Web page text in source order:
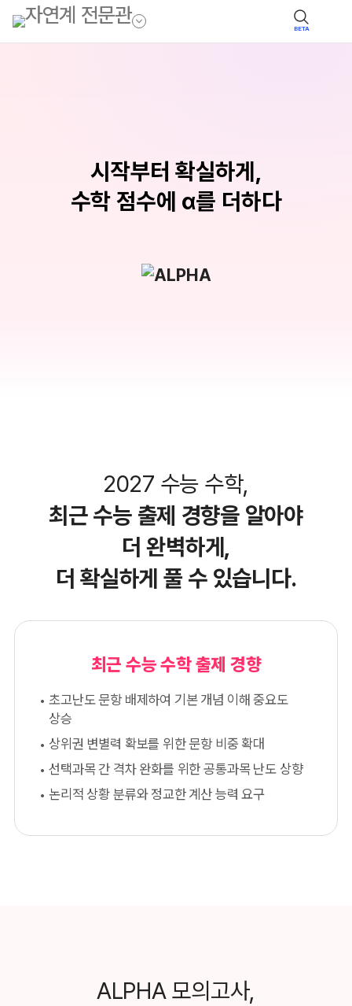
BETA
시작부터 확실하게,
수학 점수에 α를 더하다
2027 수능 수학,
최근 수능 출제 경향을 알아야
더 완벽하게,
더 확실하게 풀 수 있습니다.
최근 수능 수학 출제 경향
초고난도 문항 배제하여 기본 개념 이해 중요도
상승
상위권 변별력 확보를 위한 문항 비중 확대
선택과목 간 격차 완화를 위한 공통과목 난도 상향
논리적 상황 분류와 정교한 계산 능력 요구
ALPHA 모의고사,